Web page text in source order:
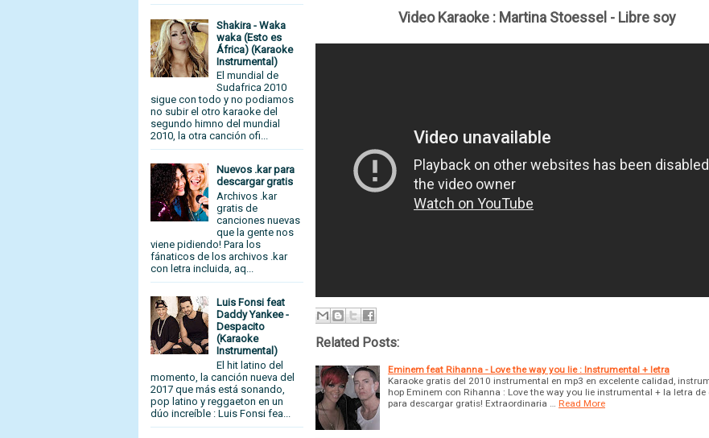
Shakira - Waka
waka (Esto es
África) (Karaoke
Instrumental)
El mundial de
Sudafrica 2010
sigue con todo y no podiamos
no subir el otro karaoke del
segundo himno del mundial
2010, la otra canción ofi...
Nuevos .kar para
descargar gratis
Archivos .kar
gratis de
canciones nuevas
que la gente nos
viene pidiendo! Para los
fánaticos de los archivos .kar
con letra incluida, aq...
Luis Fonsi feat
Daddy Yankee -
Despacito
(Karaoke
Instrumental)
El hit latino del
momento, la canción nueva del
2017 que más está sonando,
pop latino y reggaeton en un
dúo increíble : Luis Fonsi fea...
Video Karaoke : Martina Stoessel - Libre soy
Related Posts:
Eminem feat Rihanna - Love the way you lie : Instrumental + letra
Karaoke gratis del 2010 instrumental en mp3 en excelente calidad,
hop Eminem con Rihanna : Love the way you lie instrumental + la letra
para descargar gratis! Extraordinaria …
Read More